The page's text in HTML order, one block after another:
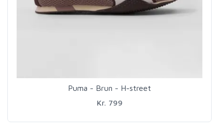
Puma - Brun - H-street
Kr. 799